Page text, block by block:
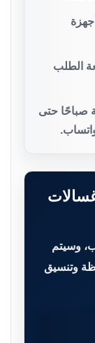
الطلب
صباحًا حتى
وسيتم
وتنسيق